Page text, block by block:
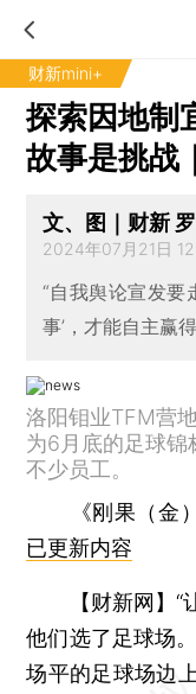
财新mini+
探索因地制
故事是挑
文、图｜财新
2024年07月21日
“自我舆论宣发要
事’，才能自主赢
洛阳钼业TFM营
为6月底的足球锦
不少员工。
《刚果（金
已更新内容
【财新网】 “
他们选了足球场
场平的足球场边